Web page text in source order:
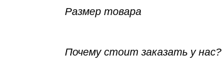
Размер товара
Почему стоит заказать у нас?